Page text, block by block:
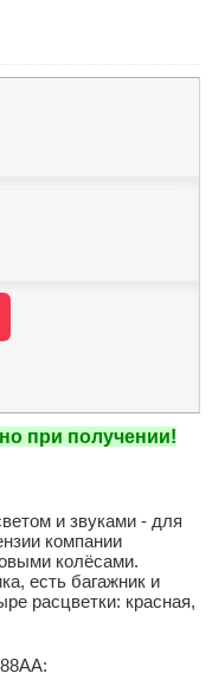
при получении!
и звуками - для
компании
колёсами.
есть багажник и
расцветки: красная,